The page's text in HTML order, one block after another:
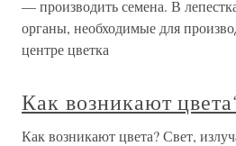
— производить семена. В
органы, необходимые для
центре цветка
Как возникают
Как возникают цвета? Свет,